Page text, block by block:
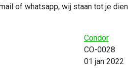
of whatsapp, wij staan tot je
Condor
CO-0028
01 jan 2022